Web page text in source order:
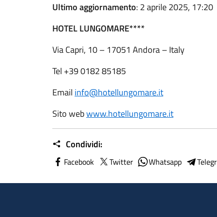
Ultimo aggiornamento: 2 aprile 2025, 17:20
HOTEL LUNGOMARE****
Via Capri, 10 – 17051 Andora – Italy
Tel +39 0182 85185
Email info@hotellungomare.it
Sito webwww.hotellungomare.it
Condividi:
Facebook Twitter Whatsapp